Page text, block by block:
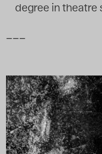
Das
Das
degree in theatre
–––